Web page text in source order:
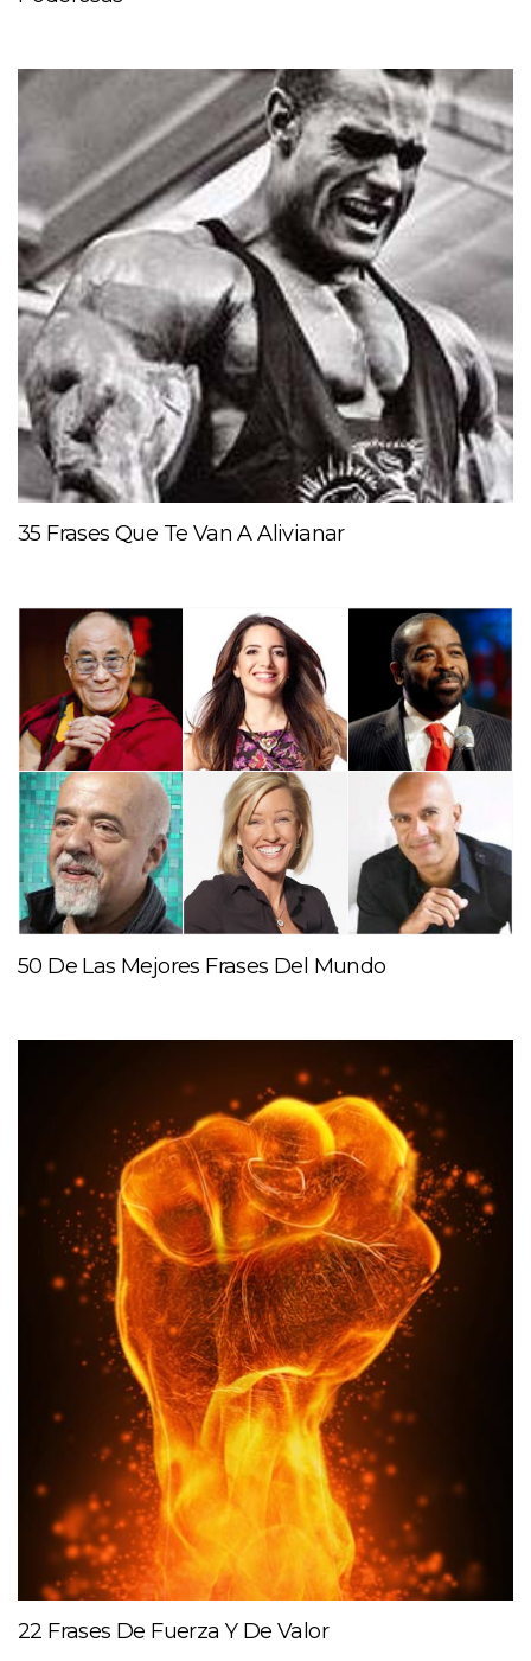
35 Frases Que Te Van A Alivianar
50 De Las Mejores Frases Del Mundo
22 Frases De Fuerza Y De Valor